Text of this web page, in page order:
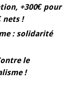
+300€ pour
nets !
: solidarité
le
!